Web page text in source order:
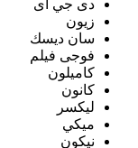
دى جي اى
زيون
سان ديسك
فوجى فيلم
كاميلون
كانون
ليكسر
ميكي
نيكون